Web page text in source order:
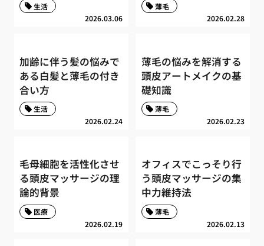
2026.03.06
生活
2026.02.28
薄毛
加齢に伴う髪の悩みで
ある白髪と薄毛の付き
合い方
2026.02.24
生活
薄毛の悩みを解消する
頭皮アートメイクの基
礎知識
2026.02.23
薄毛
毛母細胞を活性化させ
る頭皮マッサージの理
論的背景
2026.02.19
医療
オフィスでこっそり行
う頭皮マッサージの集
中力維持法
2026.02.13
薄毛